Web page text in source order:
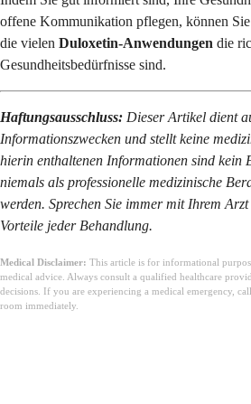
offene Kommunikation pflegen, können
die vielen Duloxetin-Anwendungen die
Gesundheitsbedürfnisse sind.
Haftungsausschluss: Dieser Artikel dient
Informationszwecken und stellt keine
hierin enthaltenen Informationen sind kein
niemals als professionelle medizinische
werden. Sprechen Sie immer mit Ihrem
Vorteile jeder Behandlung.
Medical Disclaimer: This article is for informational
medical advice. Always consult a qualified healthcare
decisions. If you are experiencing a medical emergency,
room immediately.